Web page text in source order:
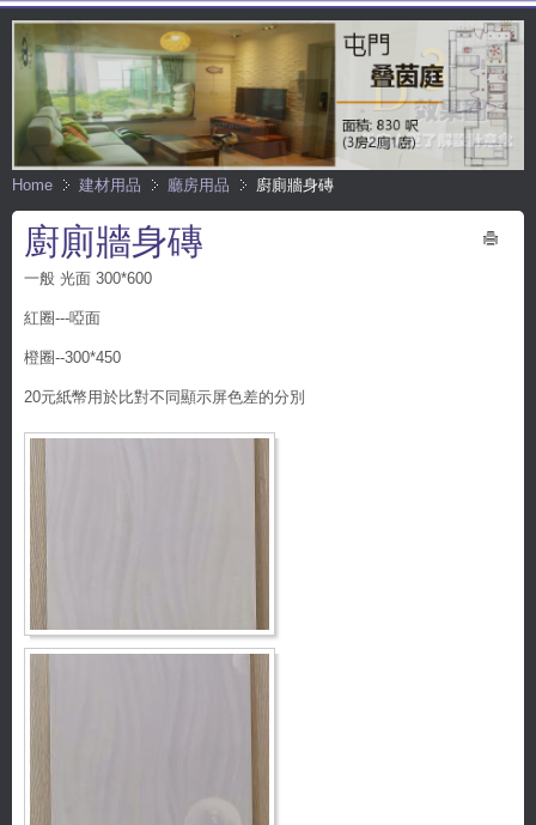
Home 建材用品 廳房用品 廚廁牆身磚
廚廁牆身磚
一般 光面 300*600
紅圈---啞面
橙圈--300*450
20元紙幣用於比對不同顯示屏色差的分別